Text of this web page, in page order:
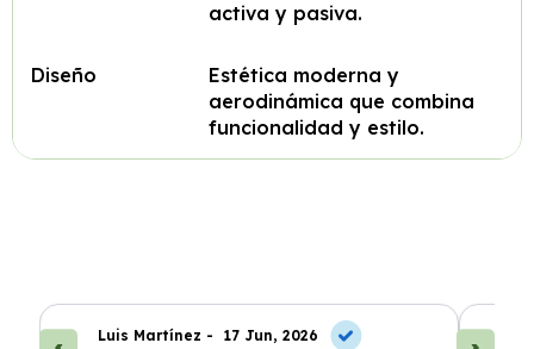
activa y pasiva.
Diseño
Estética moderna y
aerodinámica que combina
funcionalidad y estilo.
Luis Martínez - 17 Jun, 2026